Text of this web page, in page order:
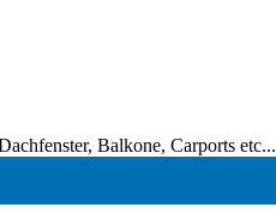
Balkone, Carports etc...